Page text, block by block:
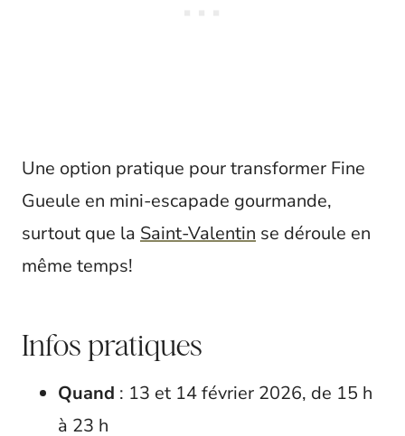
Une option pratique pour transformer Fine
Gueule en mini-escapade gourmande,
surtout que la Saint-Valentin se déroule en
même temps!
Infos pratiques
Quand : 13 et 14 février 2026, de 15 h
à 23 h